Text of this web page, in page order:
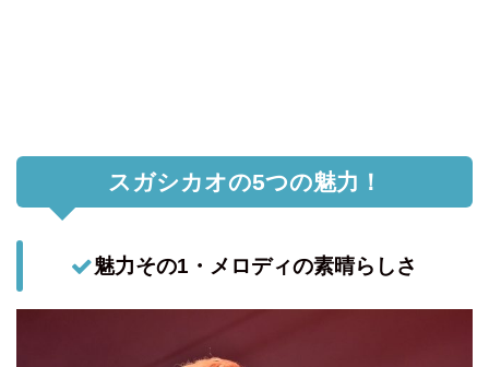
スガシカオの5つの魅力！
魅力その1・メロディの素晴らしさ